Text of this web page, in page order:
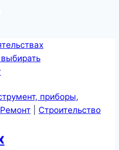
приборы,
Ремонт Строительство